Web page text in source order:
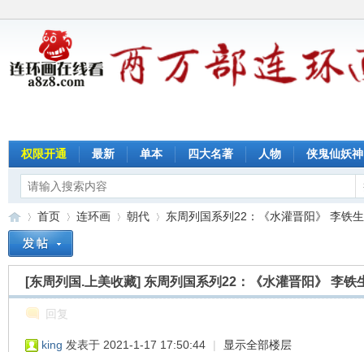
权限开通 最新 单本 四大名著 人物 侠鬼仙妖神
»
首页
›
连环画
›
朝代
›
东周列国系列22：《水灌晋阳》 李铁生
[东周列国.上美收藏] 东周列国系列22：《水灌晋阳》 李铁
回复
king 发表于 2021-1-17 17:50:44 | 显示全部楼层